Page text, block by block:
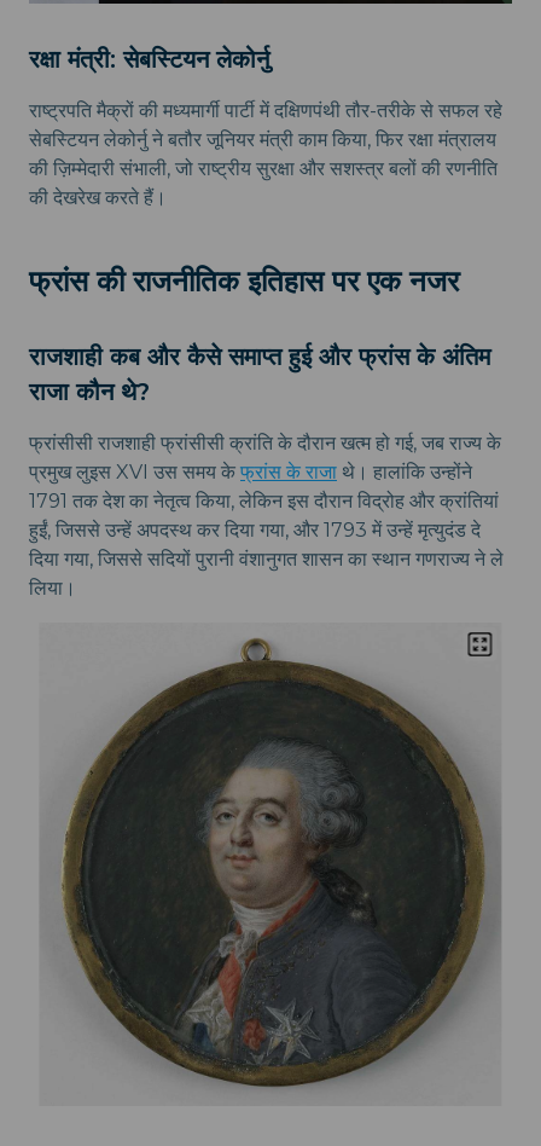
रक्षा मंत्री: सेबस्टियन लेकोर्नु
राष्ट्रपति मैक्रों की मध्यमार्गी पार्टी में दक्षिणपंथी तौर-तरीके से सफल रहे
सेबस्टियन लेकोर्नु ने बतौर जूनियर मंत्री काम किया, फिर रक्षा मंत्रालय
की ज़िम्मेदारी संभाली, जो राष्ट्रीय सुरक्षा और सशस्त्र बलों की रणनीति
की देखरेख करते हैं।
फ्रांस की राजनीतिक इतिहास पर एक नजर
राजशाही कब और कैसे समाप्त हुई और फ्रांस के अंतिम
राजा कौन थे?
फ्रांसीसी राजशाही फ्रांसीसी क्रांति के दौरान खत्म हो गई, जब राज्य के
प्रमुख लुइस XVI उस समय के फ्रांस के राजा थे। हालांकि उन्होंने
1791 तक देश का नेतृत्व किया, लेकिन इस दौरान विद्रोह और क्रांतियां
हुईं, जिससे उन्हें अपदस्थ कर दिया गया, और 1793 में उन्हें मृत्युदंड दे
दिया गया, जिससे सदियों पुरानी वंशानुगत शासन का स्थान गणराज्य ने ले
लिया।